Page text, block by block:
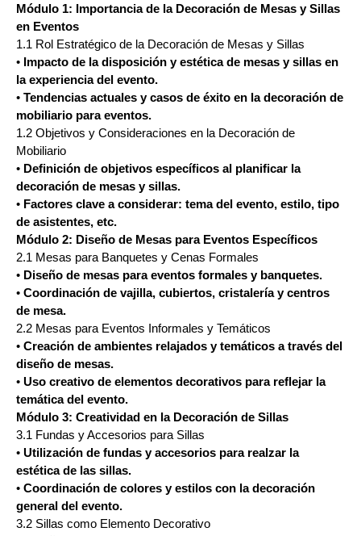
Módulo 1: Importancia de la Decoración de Mesas y Sillas
en Eventos
1.1 Rol Estratégico de la Decoración de Mesas y Sillas
• Impacto de la disposición y estética de mesas y sillas en
la experiencia del evento.
• Tendencias actuales y casos de éxito en la decoración de
mobiliario para eventos.
1.2 Objetivos y Consideraciones en la Decoración de
Mobiliario
• Definición de objetivos específicos al planificar la
decoración de mesas y sillas.
• Factores clave a considerar: tema del evento, estilo, tipo
de asistentes, etc.
Módulo 2: Diseño de Mesas para Eventos Específicos
2.1 Mesas para Banquetes y Cenas Formales
• Diseño de mesas para eventos formales y banquetes.
• Coordinación de vajilla, cubiertos, cristalería y centros
de mesa.
2.2 Mesas para Eventos Informales y Temáticos
• Creación de ambientes relajados y temáticos a través del
diseño de mesas.
• Uso creativo de elementos decorativos para reflejar la
temática del evento.
Módulo 3: Creatividad en la Decoración de Sillas
3.1 Fundas y Accesorios para Sillas
• Utilización de fundas y accesorios para realzar la
estética de las sillas.
• Coordinación de colores y estilos con la decoración
general del evento.
3.2 Sillas como Elemento Decorativo